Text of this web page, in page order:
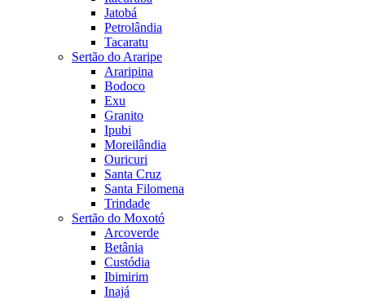
Jatobá
Petrolândia
Tacaratu
Sertão do Araripe
Araripina
Bodoco
Exu
Granito
Ipubi
Moreilândia
Ouricuri
Santa Cruz
Santa Filomena
Trindade
Sertão do Moxotó
Arcoverde
Betânia
Custódia
Ibimirim
Inajá